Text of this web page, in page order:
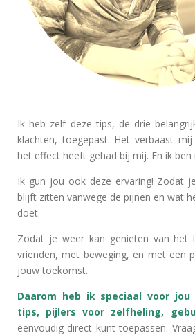
Ik heb zelf deze tips, de drie
klachten, toegepast. Het verbaast
het effect heeft gehad bij mij. En ik ben
Ik gun jou ook deze ervaring! Zodat
blijft zitten vanwege de pijnen en wat
doet.
Zodat je weer kan genieten van het
vrienden, met beweging, en met een
jouw toekomst.
Daarom heb ik speciaal voor jou
tips, pijlers voor zelfheling,
eenvoudig direct kunt toepassen.